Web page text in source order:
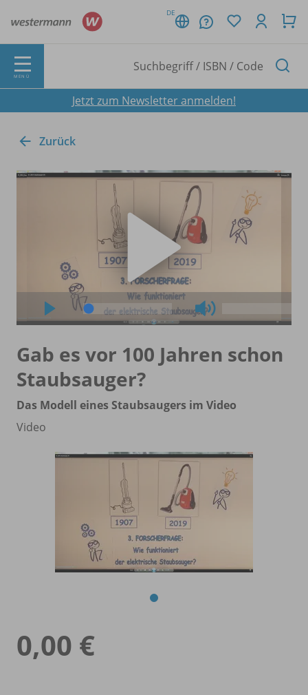
DE
MENÜ
Jetzt zum Newsletter anmelden!
Zurück
Gab es vor 100 Jahren schon
Staubsauger?
Das Modell eines Staubsaugers im Video
Video
0,00 €